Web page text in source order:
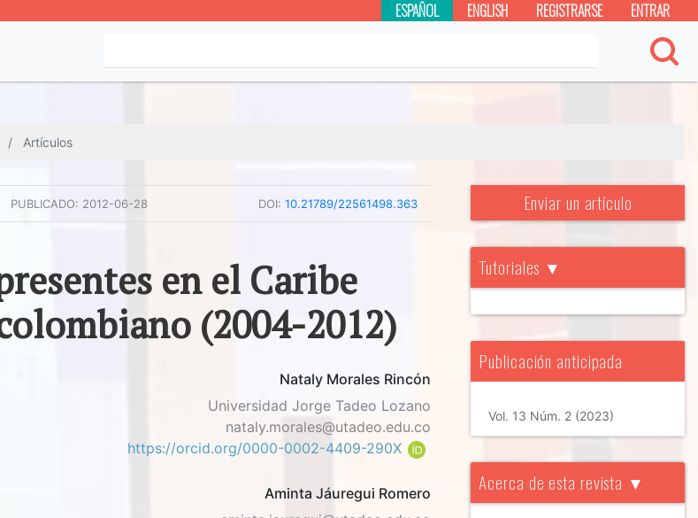
ESPAÑOL ENGLISH REGISTRARSE ENTRAR
Artículos
PUBLICADO: 2012-06-28 DOI:10.21789/22561498.363
en el Caribe
(2004-2012)
Nataly Morales Rincón
Universidad Jorge Tadeo Lozano
nataly.morales@utadeo.edu.co
https://orcid.org/0000-0002-4409-290X
Aminta Jáuregui Romero
Enviar un artículo
Tutoriales ▼
Publicación anticipada
Vol. 13 Núm. 2 (2023)
Acerca de esta revista ▼